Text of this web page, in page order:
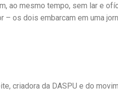
ao mesmo tempo, sem lar e
os dois embarcam em uma
criadora da DASPU e do